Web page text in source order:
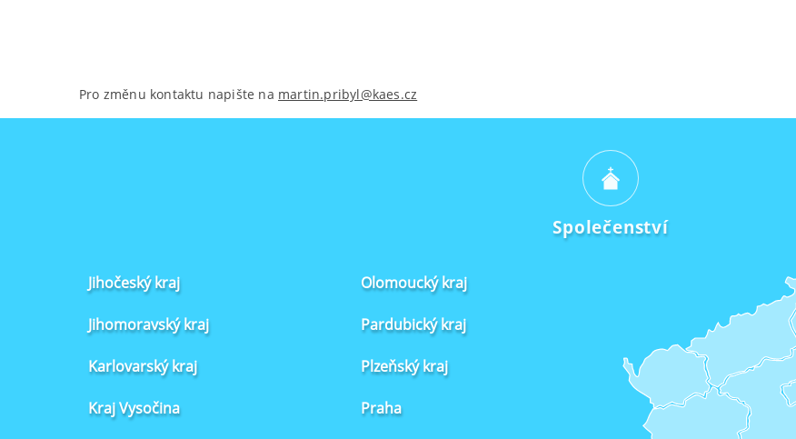
Pro změnu kontaktu napište na martin.pribyl@kaes.cz
Společenství
Jihočeský kraj
Jihomoravský kraj
Karlovarský kraj
Kraj Vysočina
Olomoucký kraj
Pardubický kraj
Plzeňský kraj
Praha